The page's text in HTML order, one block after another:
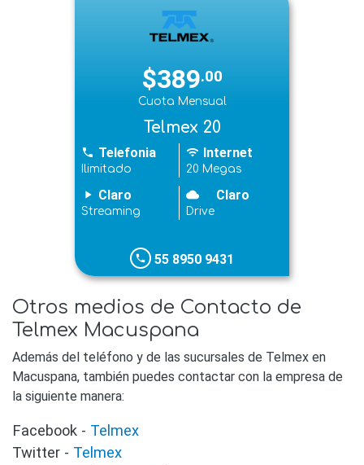
$389.00
Cuota Mensual
Telmex 20
phone Telefonia
Ilimitado
wifi Internet
20 Megas
play_arrow Claro
Streaming
cloudy Claro
Drive
phone 55 8950 9431
Otros medios de Contacto de
Telmex Macuspana
Además del teléfono y de las sucursales de Telmex en
Macuspana, también puedes contactar con la empresa de
la siguiente manera:
Facebook - Telmex
Twitter - Telmex